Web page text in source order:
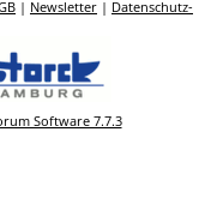
| Newsletter | Datenschutz-
Software 7.7.3